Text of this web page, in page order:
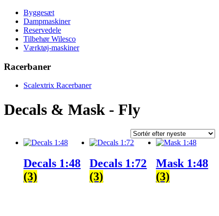
Byggesæt
Dampmaskiner
Reservedele
Tilbehør Wilesco
Værktøj-maskiner
Racerbaner
Scalextrix Racerbaner
Decals & Mask - Fly
Decals 1:48
(3)
Decals 1:72
(3)
Mask 1:48
(3)